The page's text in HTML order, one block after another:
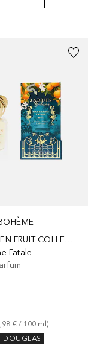
FORBIDDEN FRUIT COLLECTION
Fatale
€ / 100 ml )
DOUGLAS